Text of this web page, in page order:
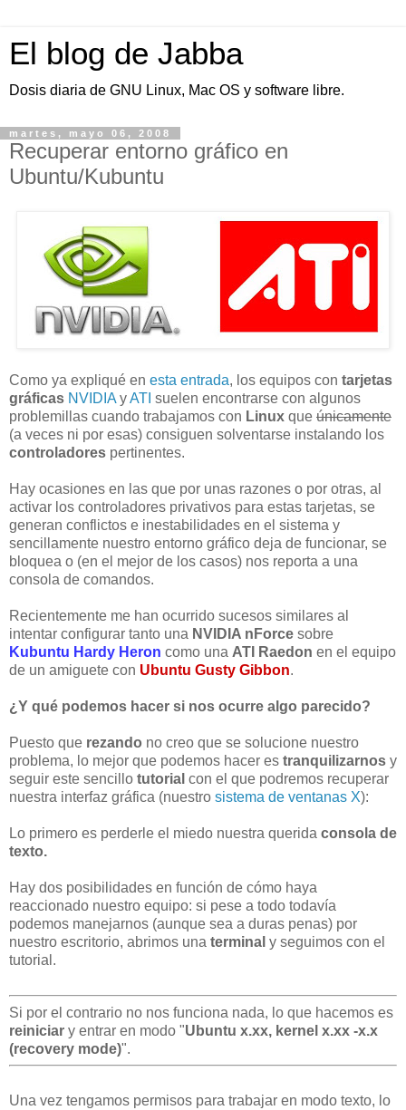
El blog de Jabba
Dosis diaria de GNU Linux, Mac OS y software libre.
martes, mayo 06, 2008
Recuperar entorno gráfico en
Ubuntu/Kubuntu
Como ya expliqué en esta entrada, los equipos con tarjetas
gráficas NVIDIA yATI suelen encontrarse con algunos
problemillas cuando trabajamos con Linux que únicamente
(a veces ni por esas) consiguen solventarse instalando los
controladores pertinentes.
Hay ocasiones en las que por unas razones o por otras, al
activar los controladores privativos para estas tarjetas, se
generan conflictos e inestabilidades en el sistema y
sencillamente nuestro entorno gráfico deja de funcionar, se
bloquea o (en el mejor de los casos) nos reporta a una
consola de comandos.
Recientemente me han ocurrido sucesos similares al
intentar configurar tanto una NVIDIA nForce sobre
Kubuntu Hardy Heron como una ATI Raedon en el equipo
de un amiguete con Ubuntu Gusty Gibbon.
¿Y qué podemos hacer si nos ocurre algo parecido?
Puesto que rezando no creo que se solucione nuestro
problema, lo mejor que podemos hacer es tranquilizarnos y
seguir este sencillo tutorial con el que podremos recuperar
nuestra interfaz gráfica (nuestro sistema de ventanas X):
Lo primero es perderle el miedo nuestra querida consola de
texto.
Hay dos posibilidades en función de cómo haya
reaccionado nuestro equipo: si pese a todo todavía
podemos manejarnos (aunque sea a duras penas) por
nuestro escritorio, abrimos una terminal y seguimos con el
tutorial.
Si por el contrario no nos funciona nada, lo que hacemos es
reiniciar y entrar en modo "Ubuntu x.xx, kernel x.xx -x.x
(recovery mode)".
Una vez tengamos permisos para trabajar en modo texto, lo